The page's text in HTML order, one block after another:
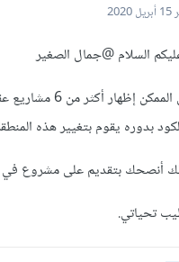
15 أبريل 2020
السلام@جمال الصغير
بدوره يقوم بتغيير هذه
أنصحك بتقديم على مشروع في
تحياتي.